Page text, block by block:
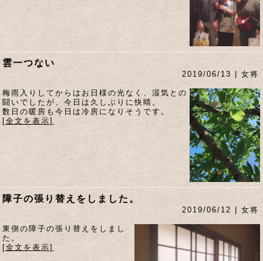
雲一つない
2019/06/13 | 女将
梅雨入りしてからはお日様の光なく、湿気との
闘いでしたが、今日は久しぶりに快晴。
数日の暖房も今日は冷房になりそうです。
[全文を表示]
障子の張り替えをしました。
2019/06/12 | 女将
東側の障子の張り替えをしまし
た。
[全文を表示]